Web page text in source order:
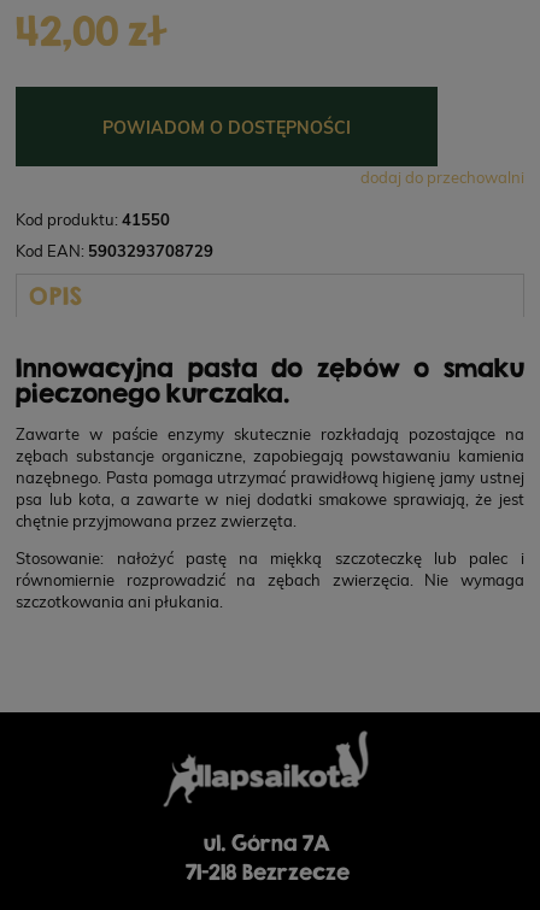
42,00 zł
POWIADOM O DOSTĘPNOŚCI
dodaj do przechowalni
Kod produktu: 41550
Kod EAN: 5903293708729
OPIS
Innowacyjna pasta do zębów o smaku
pieczonego kurczaka.
Zawarte w paście enzymy skutecznie rozkładają pozostające na
zębach substancje organiczne, zapobiegają powstawaniu kamienia
nazębnego. Pasta pomaga utrzymać prawidłową higienę jamy ustnej
psa lub kota, a zawarte w niej dodatki smakowe sprawiają, że jest
chętnie przyjmowana przez zwierzęta.
Stosowanie: nałożyć pastę na miękką szczoteczkę lub palec i
równomiernie rozprowadzić na zębach zwierzęcia. Nie wymaga
szczotkowania ani płukania.
ul. Górna 7A
71-218 Bezrzecze